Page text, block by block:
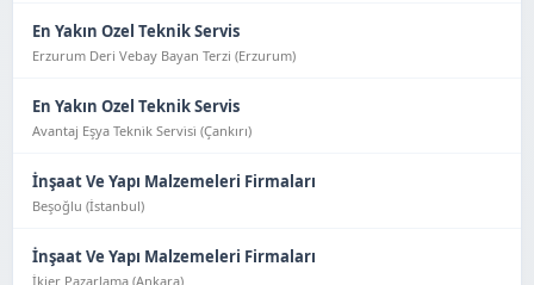
En Yakın Ozel Teknik Servis
Erzurum Deri Vebay Bayan Terzi (Erzurum)
En Yakın Ozel Teknik Servis
Avantaj Eşya Tekni̇k Servi̇si̇ (Çankırı)
İnşaat Ve Yapı Malzemeleri Firmaları
Beşoğlu (İstanbul)
İnşaat Ve Yapı Malzemeleri Firmaları
İkier Pazarlama (Ankara)